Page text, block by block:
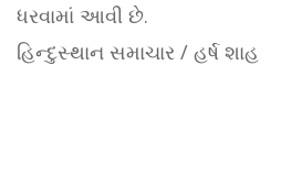
ધરવામાં આવી છે.
હિન્દુસ્થાન સમાચાર / હર્ષ શાહ